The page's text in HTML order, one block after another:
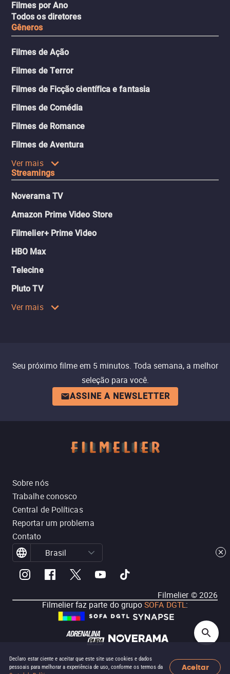
Declaro estar ciente e aceitar que este site use cookies e dados
pessoais para melhorar a experiência de uso, conforme os termos da
Aceitar
Filmes por Ano
Todos os diretores
Gêneros
Filmes de Ação
Filmes de Terror
Filmes de Ficção científica e fantasia
Filmes de Comédia
Filmes de Romance
Filmes de Aventura
Ver mais
Streamings
Noverama TV
Amazon Prime Video Store
Filmelier+ Prime Video
HBO Max
Telecine
Pluto TV
Ver mais
Seu próximo filme em 5 minutos. Toda semana, a melhor
seleção para você.
ASSINE A NEWSLETTER
Sobre nós
Trabalhe conosco
Central de Políticas
Reportar um problema
Contato
Brasil
Filmelier ©2026
Filmelier faz parte do grupoSOFA DGTL: